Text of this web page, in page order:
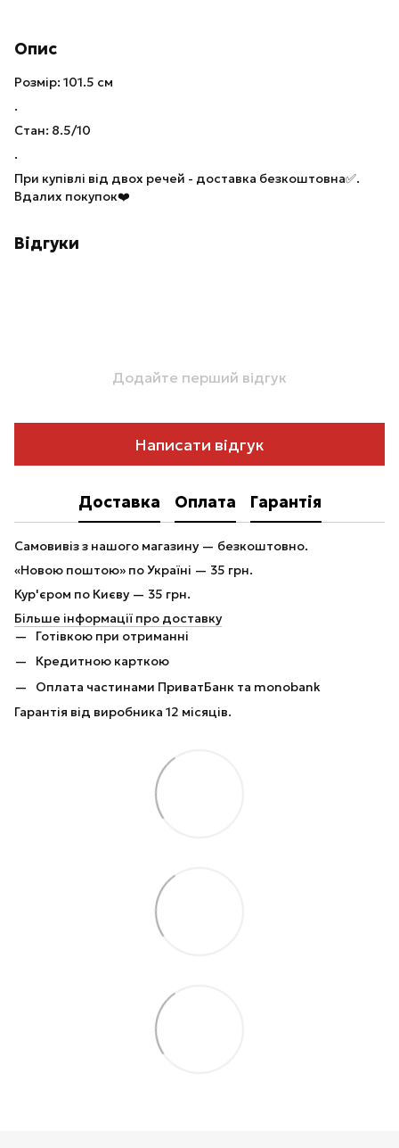
Опис
Розмір: 101.5 см
.
Стан: 8.5/10
.
При купівлі від двох речей - доставка безкоштовна✅.
Вдалих покупок❤️
Відгуки
Додайте перший відгук
Написати відгук
Доставка Оплата Гарантія
Самовивіз з нашого магазину — безкоштовно.
«Новою поштою» по Україні — 35 грн.
Кур'єром по Києву — 35 грн.
Більше інформації про доставку
Готівкою при отриманні
Кредитною карткою
Оплата частинами ПриватБанк та monobank
Гарантія від виробника 12 місяців.